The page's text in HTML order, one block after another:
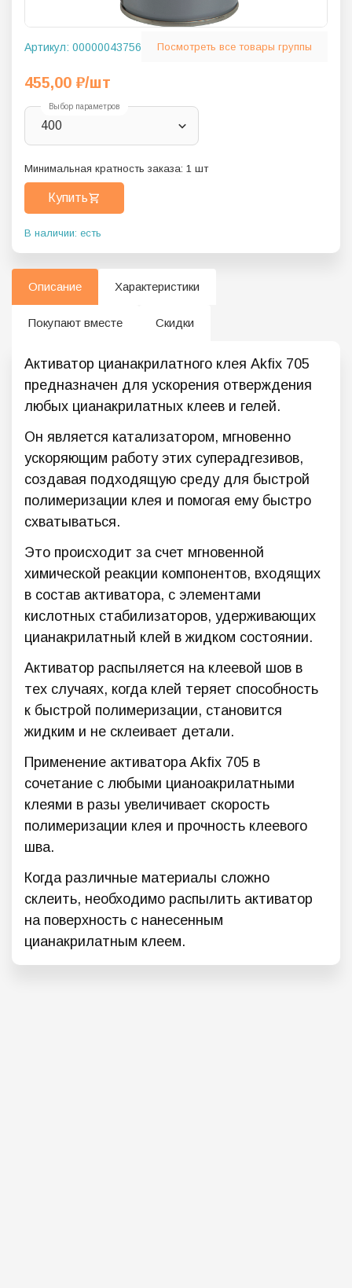
Артикул: 00000043756 Посмотреть все товары группы
455,00 ₽/шт
Выбор параметров
400
Минимальная кратность заказа: 1 шт
Купить
В наличии: есть
Описание Характеристики
Покупают вместе Скидки
Активатор цианакрилатного клея Akfix 705
предназначен для ускорения отверждения
любых цианакрилатных клеев и гелей.
Он является катализатором, мгновенно
ускоряющим работу этих суперадгезивов,
создавая подходящую среду для быстрой
полимеризации клея и помогая ему быстро
схватываться.
Это происходит за счет мгновенной
химической реакции компонентов, входящих
в состав активатора, с элементами
кислотных стабилизаторов, удерживающих
цианакрилатный клей в жидком состоянии.
Активатор распыляется на клеевой шов в
тех случаях, когда клей теряет способность
к быстрой полимеризации, становится
жидким и не склеивает детали.
Применение активатора Akfix 705 в
сочетание с любыми цианоакрилатными
клеями в разы увеличивает скорость
полимеризации клея и прочность клеевого
шва.
Когда различные материалы сложно
склеить, необходимо распылить активатор
на поверхность с нанесенным
цианакрилатным клеем.